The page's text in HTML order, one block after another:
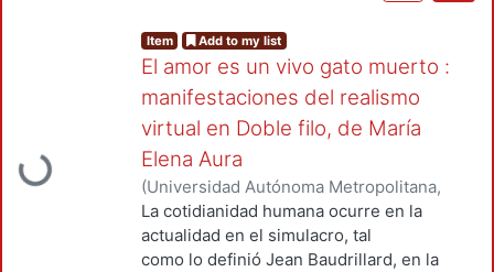
Loading...
Item Add to my list
El amor es un vivo gato muerto :
manifestaciones del realismo
virtual en Doble filo, de María
Elena Aura
(Universidad Autónoma Metropolitana,
Unidad Azcapotzalco, División de Ciencias
Sociales y Humanidades, Departamento
de Humanidades,2012-12)Abreu
La cotidianidad humana ocurre en la
actualidad en el simulacro, tal
como lo definió Jean Baudrillard, en la